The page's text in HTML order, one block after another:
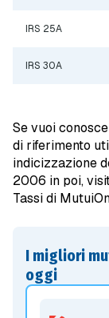
IRS 25A
IRS 30A
Se vuoi
di riferimento
indicizzazione
2006 in poi,
Tassi di
I migliori
oggi